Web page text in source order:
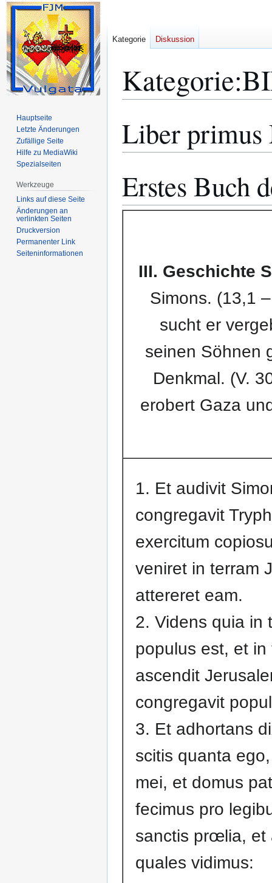
Kategorie:
Navigation
Suche
Liber
Erstes Buch
III. Geschichte
Simons. (13,1
sucht er
seinen Söhnen
Denkmal. (V.
erobert Gaza
1. Et audivit
congregavit
exercitum
veniret in terram
attereret eam.
2. Videns quia in
populus est, et in
ascendit
congregavit
3. Et adhortans
scitis quanta
mei, et domus
fecimus pro
sanctis prœlia, et
quales vidimus:
Kategorie Diskussion
Hauptseite
Letzte Änderungen
Zufällige Seite
Hilfe zu MediaWiki
Spezialseiten
Werkzeuge
Links auf diese Seite
Änderungen an
verlinkten Seiten
Druckversion
Permanenter Link
Seiten­­informationen